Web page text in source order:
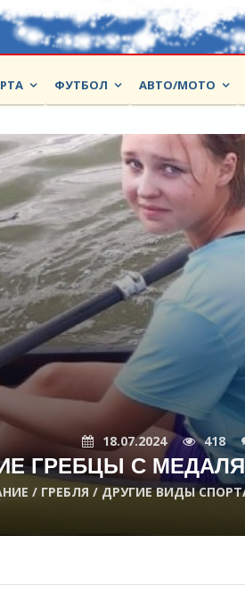
ФУТБОЛ АВТО/МОТО
18.07.2024 418
ГРЕБЦЫ С
/ ГРЕБЛЯ / ДРУГИЕ ВИДЫ